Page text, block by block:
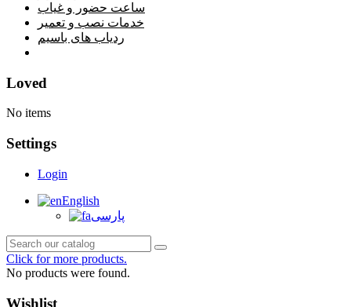
ساعت حضور و غیاب
خدمات نصب و تعمیر
ردیاب های باسیم
Loved
No items
Settings
Login
English
پارسی
Click for more products.
No products were found.
Wishlist